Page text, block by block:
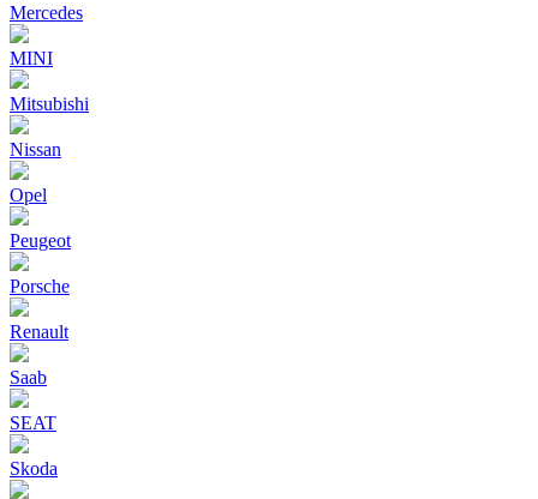
Mercedes
MINI
Mitsubishi
Nissan
Opel
Peugeot
Porsche
Renault
Saab
SEAT
Skoda